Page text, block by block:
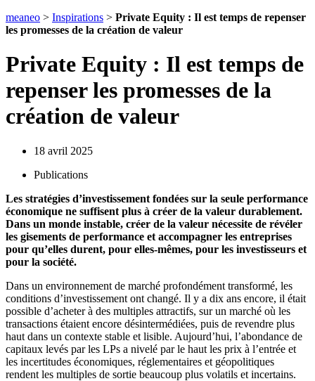
meaneo > Inspirations > Private Equity : Il est temps de repenser
les promesses de la création de valeur
Private Equity : Il est temps de
repenser les promesses de la
création de valeur
18 avril 2025
Publications
Les stratégies d’investissement fondées sur la seule performance
économique ne suffisent plus à créer de la valeur durablement.
Dans un monde instable, créer de la valeur nécessite de révéler
les gisements de performance et accompagner les entreprises
pour qu’elles durent, pour elles-mêmes, pour les investisseurs et
pour la société.
Dans un environnement de marché profondément transformé, les
conditions d’investissement ont changé. Il y a dix ans encore, il était
possible d’acheter à des multiples attractifs, sur un marché où les
transactions étaient encore désintermédiées, puis de revendre plus
haut dans un contexte stable et lisible. Aujourd’hui, l’abondance de
capitaux levés par les LPs a nivelé par le haut les prix à l’entrée et
les incertitudes économiques, réglementaires et géopolitiques
rendent les multiples de sortie beaucoup plus volatils et incertains.